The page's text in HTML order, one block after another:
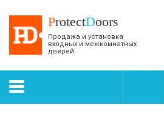
ProtectDoors
Продажа и установка
входных и межкомнатных
дверей